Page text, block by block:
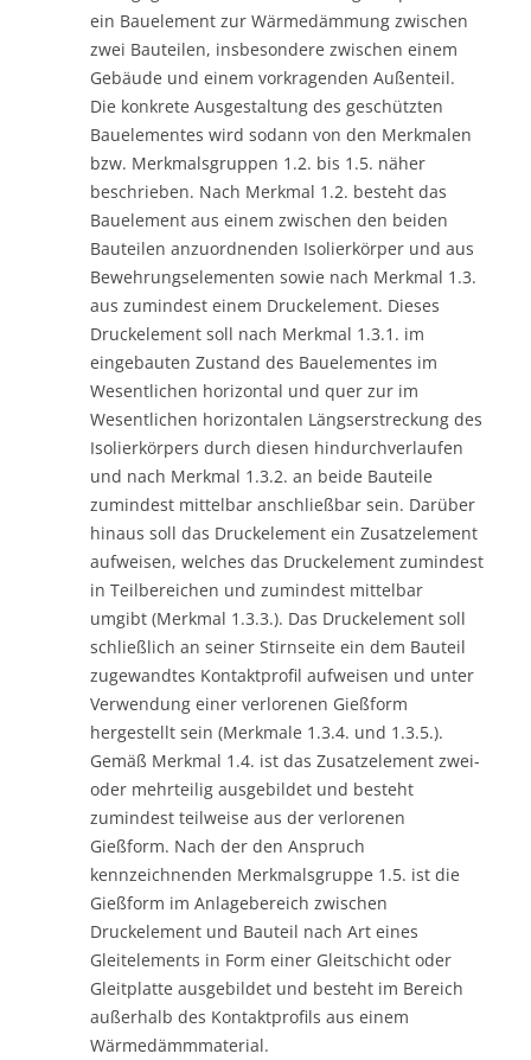
ein Bauelement zur Wärmedämmung zwischen
zwei Bauteilen, insbesondere zwischen einem
Gebäude und einem vorkragenden Außenteil.
Die konkrete Ausgestaltung des geschützten
Bauelementes wird sodann von den Merkmalen
bzw. Merkmalsgruppen 1.2. bis 1.5. näher
beschrieben. Nach Merkmal 1.2. besteht das
Bauelement aus einem zwischen den beiden
Bauteilen anzuordnenden Isolierkörper und aus
Bewehrungselementen sowie nach Merkmal 1.3.
aus zumindest einem Druckelement. Dieses
Druckelement soll nach Merkmal 1.3.1. im
eingebauten Zustand des Bauelementes im
Wesentlichen horizontal und quer zur im
Wesentlichen horizontalen Längserstreckung des
Isolierkörpers durch diesen hindurchverlaufen
und nach Merkmal 1.3.2. an beide Bauteile
zumindest mittelbar anschließbar sein. Darüber
hinaus soll das Druckelement ein Zusatzelement
aufweisen, welches das Druckelement zumindest
in Teilbereichen und zumindest mittelbar
umgibt (Merkmal 1.3.3.). Das Druckelement soll
schließlich an seiner Stirnseite ein dem Bauteil
zugewandtes Kontaktprofil aufweisen und unter
Verwendung einer verlorenen Gießform
hergestellt sein (Merkmale 1.3.4. und 1.3.5.).
Gemäß Merkmal 1.4. ist das Zusatzelement zwei-
oder mehrteilig ausgebildet und besteht
zumindest teilweise aus der verlorenen
Gießform. Nach der den Anspruch
kennzeichnenden Merkmalsgruppe 1.5. ist die
Gießform im Anlagebereich zwischen
Druckelement und Bauteil nach Art eines
Gleitelements in Form einer Gleitschicht oder
Gleitplatte ausgebildet und besteht im Bereich
außerhalb des Kontaktprofils aus einem
Wärmedämmmaterial.